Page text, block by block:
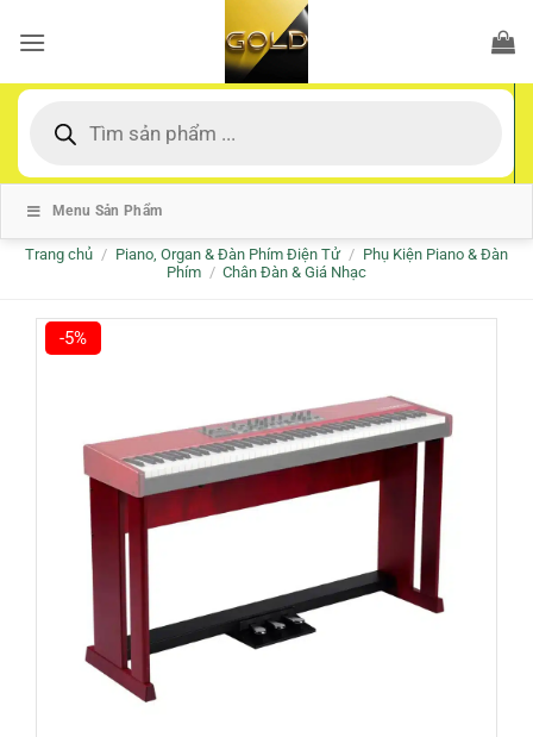
qua
dung
kiếm
Menu Sản Phẩm
Trang chủ / Piano, Organ & Đàn Phím Điện Tử / Phụ Kiện Piano & Đàn
Phím / Chân Đàn & Giá Nhạc
-5%